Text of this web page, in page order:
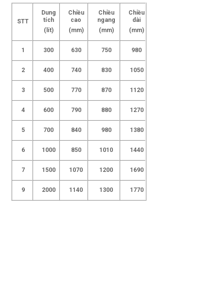
STT
Dung
tích
(lít)
Chiều
cao
(mm)
Chiều
ngang
(mm)
Chiều
dài
(mm)
1 300 630 750 980
2 400 740 830 1050
3 500 770 870 1120
4 600 790 880 1270
5 700 840 980 1380
6 1000 850 1010 1440
7 1500 1070 1200 1690
9 2000 1140 1300 1770